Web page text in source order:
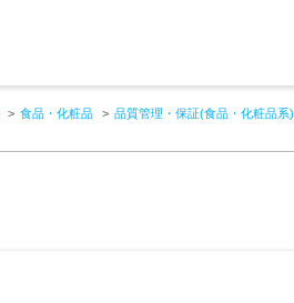
食品・化粧品 品質管理・保証(食品・化粧品系)